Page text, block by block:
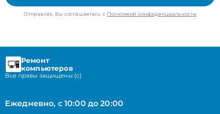
Отправляя, Вы соглашаетесь с Политикой конфиденциальности
Ремонт
компьютеров
Все правы защищены (с)
Ежедневно, с 10:00 до 20:00